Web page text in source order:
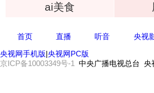
ai美食
首页 直播 听音 央视
央视网手机版|央视网PC版
京ICP备10003349号-1
中央广播电视总台